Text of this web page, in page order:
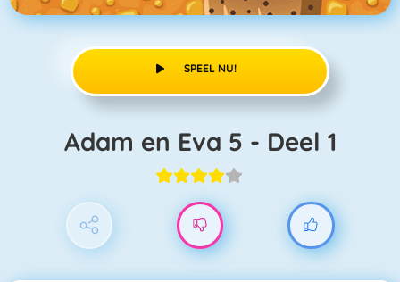
SPEEL NU!
Adam en Eva 5 - Deel 1